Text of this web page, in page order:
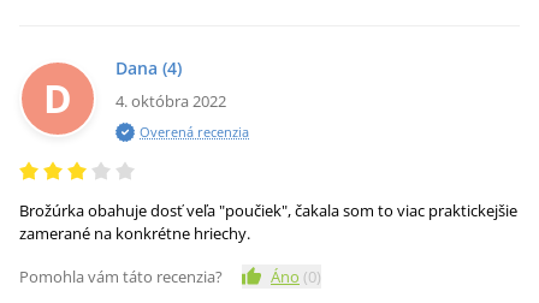
D
Dana (4)
4. októbra 2022
Overená recenzia
Brožúrka obahuje dosť veľa "poučiek", čakala som to viac praktickejšie
zamerané na konkrétne hriechy.
Pomohla vám táto recenzia?
Áno (0)